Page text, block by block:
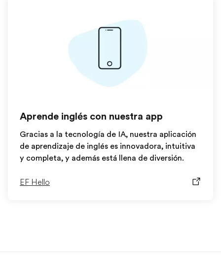
Aprende inglés con nuestra app
Gracias a la tecnología de IA, nuestra aplicación
de aprendizaje de inglés es innovadora, intuitiva
y completa, y además está llena de diversión.
EF Hello